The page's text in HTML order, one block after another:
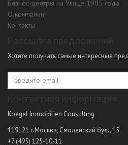
Бизнес-центры на Улице 1905 года
О компании
Контакты
Хотите получать самые интересные
Koegel Immobilien Consulting
119121 г.Москва, Смоленский бул., 15
+7 (495) 125-10-11